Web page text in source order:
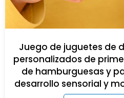
Juego de juguetes de
personalizados de
de hamburguesas y
desarrollo sensorial y